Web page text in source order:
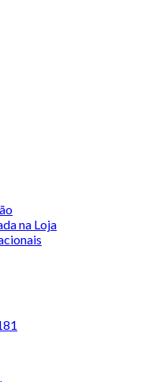
na Loja